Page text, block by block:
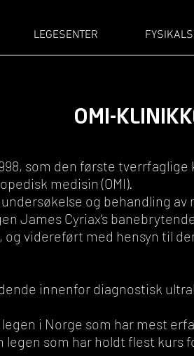
LEGESENTER
OMI-
som den første
medisin (OMI).
og behandling
James Cyriax‘s
videreført med hensyn til
innenfor diagnostisk
legen i Norge som har mest
legen som har holdt flest